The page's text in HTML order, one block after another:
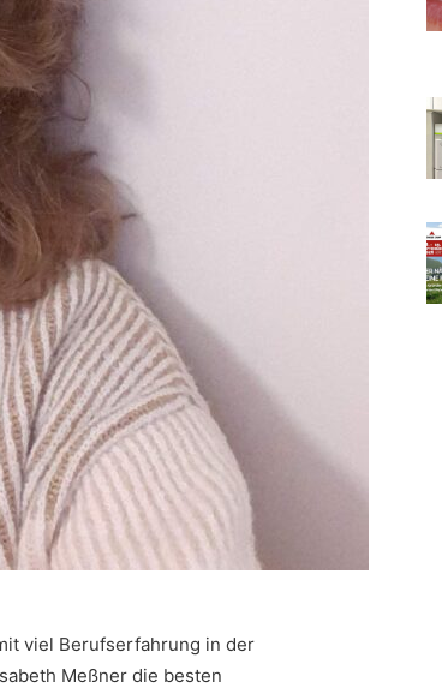
viel Berufserfahrung in der
Meßner die besten